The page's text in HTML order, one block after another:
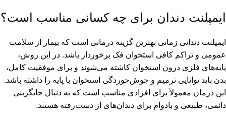
ایمپلنت دندان برای چه کسانی مناسب است؟
ایمپلنت دندانی زمانی بهترین گزینه درمانی است که بیمار از سلامت
عمومی و تراکم کافی استخوان فک برخوردار باشد. در این روش،
پایه‌های فلزی درون استخوان کاشته می‌شوند و برای موفقیت کامل،
بدن باید توانایی ترمیم و جوش‌خوردگی استخوان با پایه را داشته باشد.
این درمان معمولاً برای افرادی مناسب است که به دنبال جایگزینی
دائمی، طبیعی و بادوام برای دندان‌های از دست‌رفته هستند.